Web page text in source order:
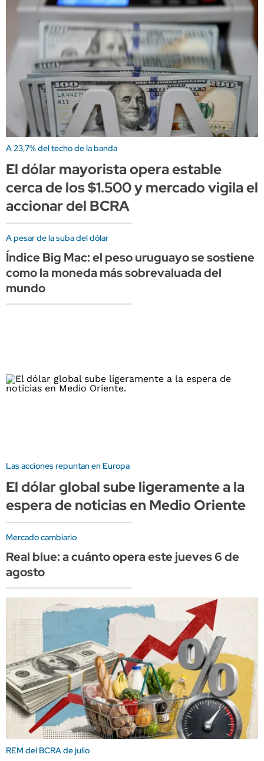
A 23,7% del techo de la banda
El dólar mayorista opera estable
cerca de los $1.500 y mercado vigila el
accionar del BCRA
A pesar de la suba del dólar
Índice Big Mac: el peso uruguayo se sostiene
como la moneda más sobrevaluada del
mundo
Las acciones repuntan en Europa
El dólar global sube ligeramente a la
espera de noticias en Medio Oriente
Mercado cambiario
Real blue: a cuánto opera este jueves 6 de
agosto
REM del BCRA de julio